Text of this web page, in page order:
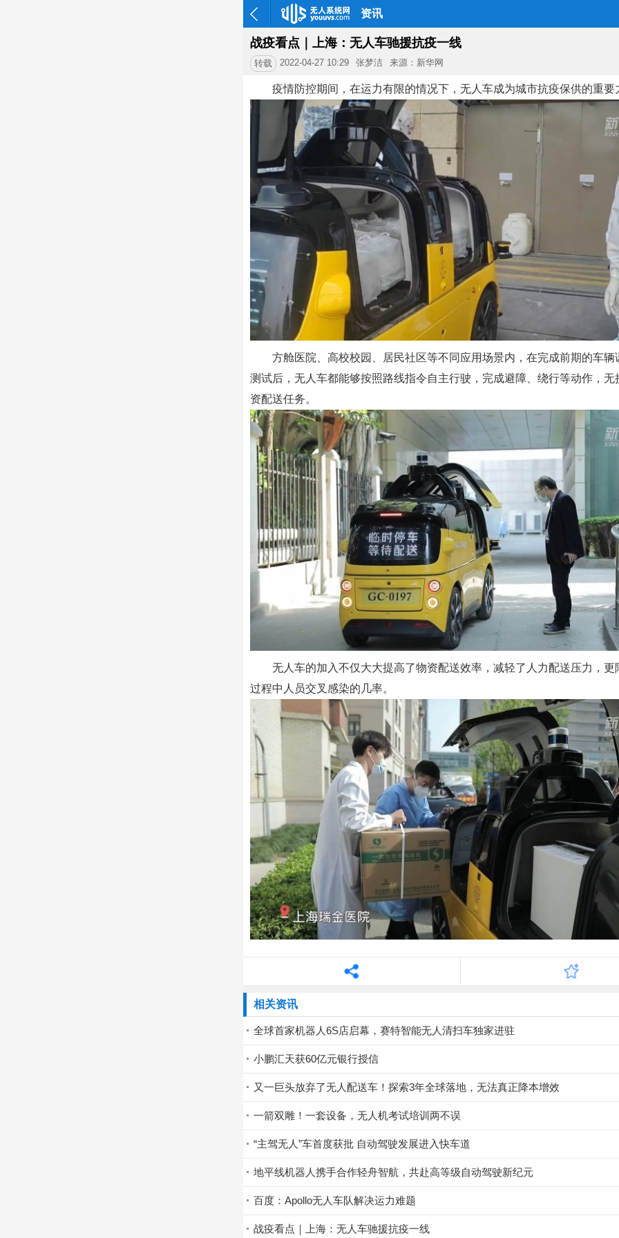
资讯
战疫看点｜上海：无人车驰援抗疫一线
转载 2022-04-27 10:29 张梦洁 来源：新华网
疫情防控期间，在运力有限的情况下，无人车成为城市抗疫保供的重要
方舱医院、高校校园、居民社区等不同应用场景内，在完成前期的车辆
测试后，无人车都能够按照路线指令自主行驶，完成避障、绕行等动作，无
资配送任务。
无人车的加入不仅大大提高了物资配送效率，减轻了人力配送压力，更
过程中人员交叉感染的几率。
相关资讯
全球首家机器人6S店启幕，赛特智能无人清扫车独家进驻
小鹏汇天获60亿元银行授信
又一巨头放弃了无人配送车！探索3年全球落地，无法真正降本增效
一箭双雕！一套设备，无人机考试培训两不误
“主驾无人”车首度获批 自动驾驶发展进入快车道
地平线机器人携手合作轻舟智航，共赴高等级自动驾驶新纪元
百度：Apollo无人车队解决运力难题
战疫看点｜上海：无人车驰援抗疫一线